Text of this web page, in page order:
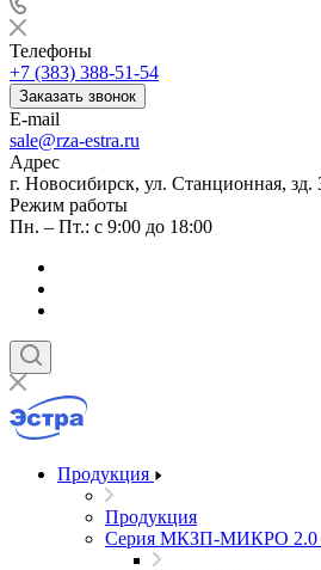
Телефоны
+7 (383) 388-51-54
Заказать звонок
E-mail
sale@rza-estra.ru
Адрес
г. Новосибирск, ул. Станционная, зд.
Режим работы
Пн. – Пт.: с 9:00 до 18:00
Продукция
Продукция
Серия МКЗП-МИКРО 2.0